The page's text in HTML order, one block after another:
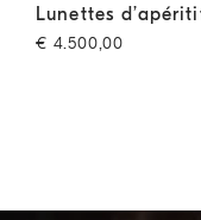
Lunettes d’apéritif
Lunettes
€ 4.500,00